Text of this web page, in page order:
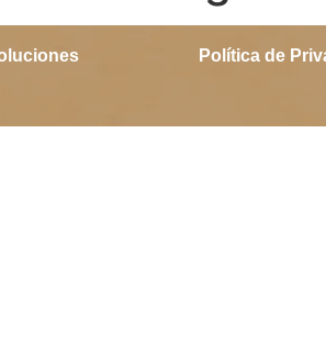
Política de